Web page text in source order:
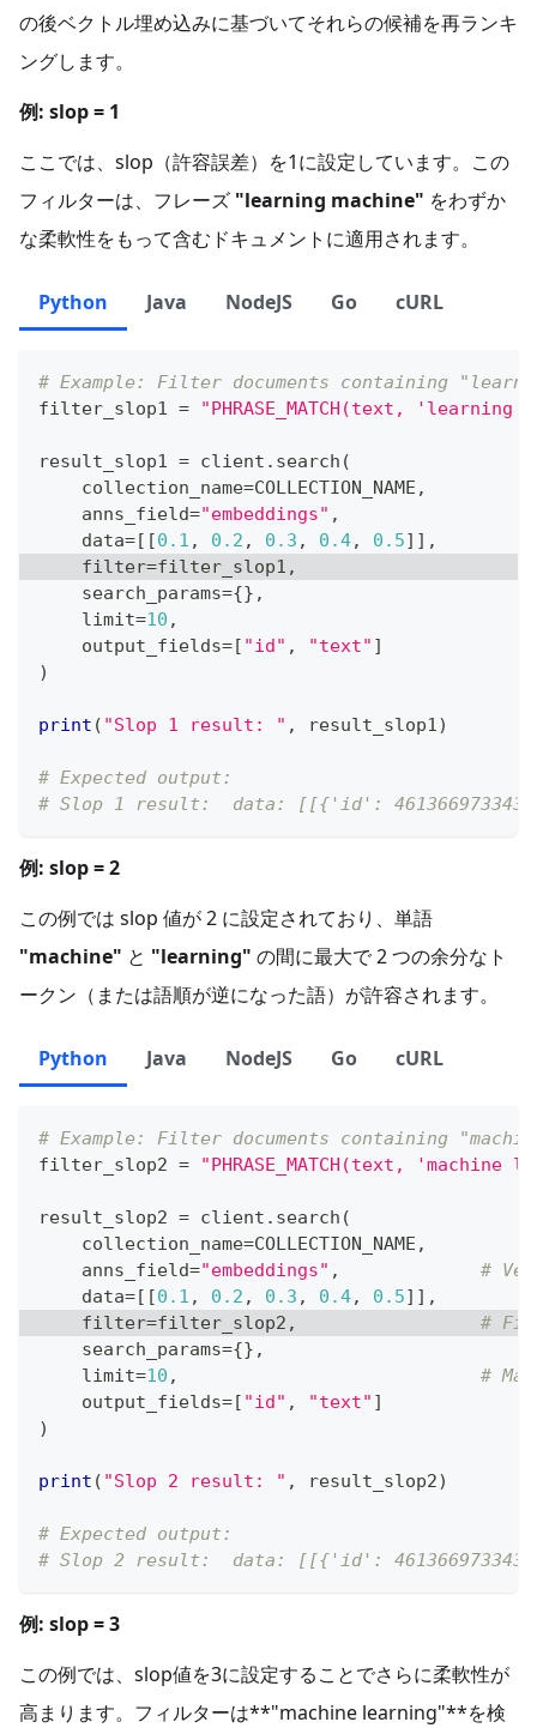
の後ベクトル埋め込みに基づいてそれらの候補を再ランキ
ングします。
例: slop = 1
ここでは、slop（許容誤差）を1に設定しています。この
フィルターは、フレーズ "learning machine" をわずか
な柔軟性をもって含むドキュメントに適用されます。
Python Java NodeJS Go cURL
# Example: Filter documents containing
filter_slop1 = "PHRASE_MATCH(text, 'learning
result_slop1 = client . search (
    collection_name
=COLLECTION_NAME ,
    anns_field
="embeddings" ,
    data
=[ [0.1 , 0.2 , 0.3 , 0.4, 0.5] ] ,
filter=filter_slop1 ,
    search_params
={} ,
    limit
=10 ,
    output_fields
=[ "id" , "text" ]
)
print ( "Slop 1 result: " , result_slop1)
# Expected output:
# Slop 1 result:  data: [[{'id':
例: slop = 2
この例では slop 値が 2 に設定されており、単語
"machine" と "learning" の間に最大で 2 つの余分なト
ークン（または語順が逆になった語）が許容されます。
Python Java NodeJS Go cURL
# Example: Filter documents containing
filter_slop2 = "PHRASE_MATCH(text,
result_slop2 = client . search (
    collection_name
=COLLECTION_NAME ,
    anns_field
="embeddings" ,
#
    data
=[ [0.1 , 0.2 , 0.3 , 0.4, 0.5] ] ,
filter=filter_slop2 ,
#
    search_params
={} ,
    limit
=10 ,
#
    output_fields
=[ "id" , "text" ]
)
print ( "Slop 2 result: " , result_slop2)
# Expected output:
# Slop 2 result:  data: [[{'id':
例: slop = 3
この例では、slop値を3に設定することでさらに柔軟性が
高まります。フィルターは**"machine learning"**を検